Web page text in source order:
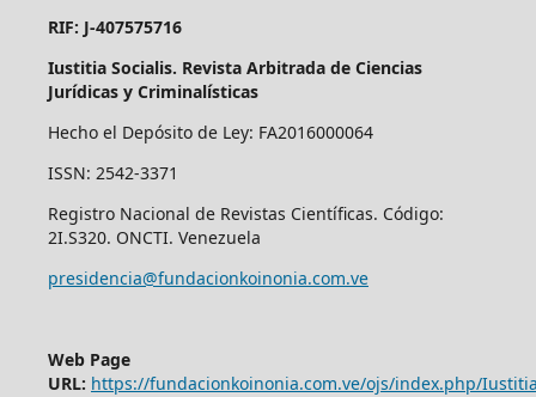
RIF: J-407575716
Iustitia Socialis. Revista Arbitrada de Ciencias
Jurídicas y Criminalísticas
Hecho el Depósito de Ley: FA2016000064
ISSN: 2542-3371
Registro Nacional de Revistas Científicas. Código:
2I.S320. ONCTI. Venezuela
presidencia@fundacionkoinonia.com.ve
Web Page
URL: https://fundacionkoinonia.com.ve/ojs/index.php/